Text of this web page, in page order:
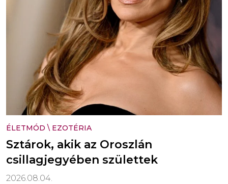
ÉLETMÓD \ EZOTÉRIA
Sztárok, akik az Oroszlán
csillagjegyében születtek
2026.08.04.